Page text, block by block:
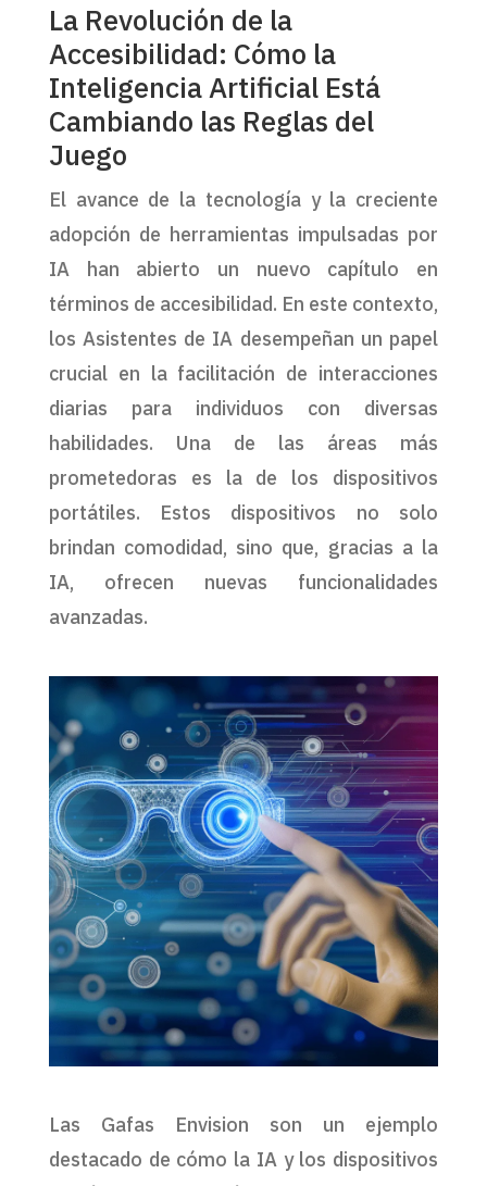
La Revolución de la
Accesibilidad: Cómo la
Inteligencia Artificial Está
Cambiando las Reglas del
Juego
El avance de la tecnología y la creciente
adopción de herramientas impulsadas por
IA han abierto un nuevo capítulo en
términos de accesibilidad. En este contexto,
los Asistentes de IA desempeñan un papel
crucial en la facilitación de interacciones
diarias para individuos con diversas
habilidades. Una de las áreas más
prometedoras es la de los dispositivos
portátiles. Estos dispositivos no solo
brindan comodidad, sino que, gracias a la
IA, ofrecen nuevas funcionalidades
avanzadas.
Las Gafas Envision son un ejemplo
destacado de cómo la IA y los dispositivos